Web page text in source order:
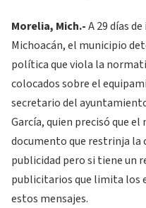
Morelia, Mich.-A 29 días
Michoacán, el municipio
política que viola la
colocados sobre el
secretario del
García, quien precisó que
documento que restrinja la
publicidad pero si tiene un
publicitarios que limita los
estos mensajes.